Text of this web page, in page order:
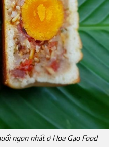
ngon nhất ở Hoa Gạo Food